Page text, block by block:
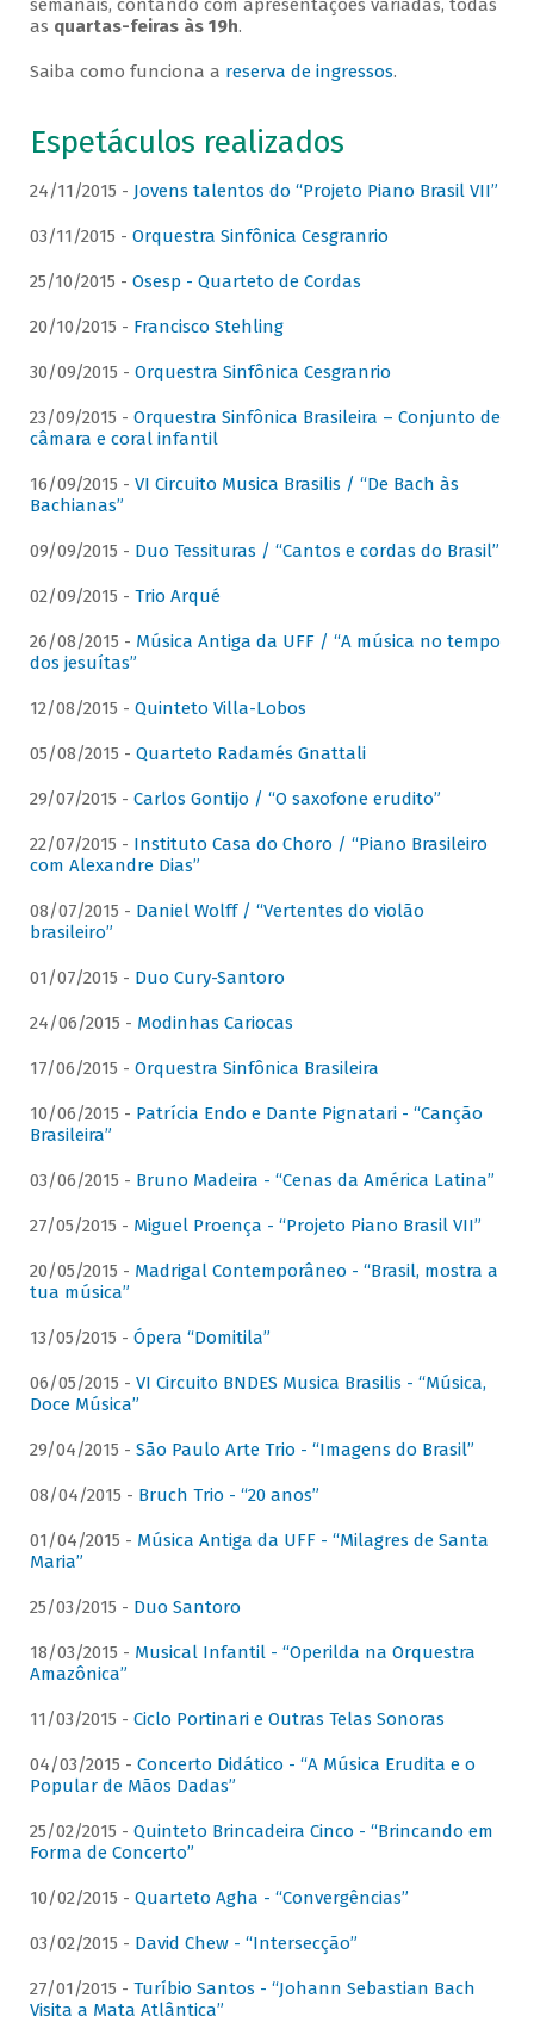
semanais, contando com apresentações variadas, todas
as quartas-feiras às 19h.
Saiba como funciona a reserva de ingressos.
Espetáculos realizados
24/11/2015 - Jovens talentos do “Projeto Piano Brasil VII”
03/11/2015 - Orquestra Sinfônica Cesgranrio
25/10/2015 - Osesp - Quarteto de Cordas
20/10/2015 - Francisco Stehling
30/09/2015 - Orquestra Sinfônica Cesgranrio
23/09/2015 - Orquestra Sinfônica Brasileira – Conjunto de
câmara e coral infantil
16/09/2015 - VI Circuito Musica Brasilis / “De Bach às
Bachianas”
09/09/2015 - Duo Tessituras / “Cantos e cordas do Brasil”
02/09/2015 - Trio Arqué
26/08/2015 - Música Antiga da UFF / “A música no tempo
dos jesuítas”
12/08/2015 - Quinteto Villa-Lobos
05/08/2015 - Quarteto Radamés Gnattali
29/07/2015 - Carlos Gontijo / “O saxofone erudito”
22/07/2015 - Instituto Casa do Choro / “Piano Brasileiro
com Alexandre Dias”
08/07/2015 - Daniel Wolff / “Vertentes do violão
brasileiro”
01/07/2015 - Duo Cury-Santoro
24/06/2015 - Modinhas Cariocas
17/06/2015 - Orquestra Sinfônica Brasileira
10/06/2015 - Patrícia Endo e Dante Pignatari - “Canção
Brasileira”
03/06/2015 - Bruno Madeira - “Cenas da América Latina”
27/05/2015 - Miguel Proença - “Projeto Piano Brasil VII”
20/05/2015 - Madrigal Contemporâneo - “Brasil, mostra a
tua música”
13/05/2015 - Ópera “Domitila”
06/05/2015 - VI Circuito BNDES Musica Brasilis - “Música,
Doce Música”
29/04/2015 - São Paulo Arte Trio - “Imagens do Brasil”
08/04/2015 - Bruch Trio - “20 anos”
01/04/2015 - Música Antiga da UFF - “Milagres de Santa
Maria”
25/03/2015 - Duo Santoro
18/03/2015 - Musical Infantil - “Operilda na Orquestra
Amazônica”
11/03/2015 - Ciclo Portinari e Outras Telas Sonoras
04/03/2015 - Concerto Didático - “A Música Erudita e o
Popular de Mãos Dadas”
25/02/2015 - Quinteto Brincadeira Cinco - “Brincando em
Forma de Concerto”
10/02/2015 - Quarteto Agha - “Convergências”
03/02/2015 - David Chew - “Intersecção”
27/01/2015 - Turíbio Santos - “Johann Sebastian Bach
Visita a Mata Atlântica”